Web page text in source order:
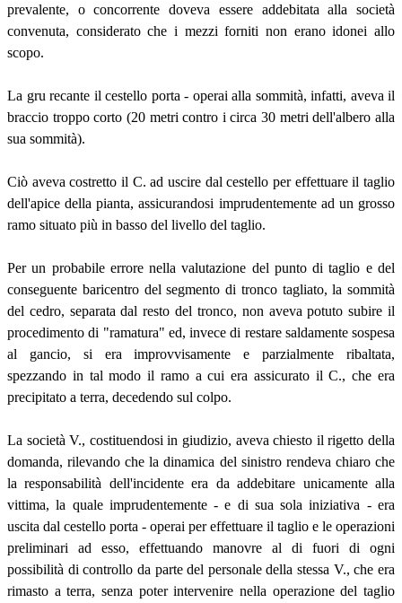
prevalente, o concorrente doveva essere addebitata alla società
convenuta, considerato che i mezzi forniti non erano idonei allo
scopo.
La gru recante il cestello porta - operai alla sommità, infatti, aveva il
braccio troppo corto (20 metri contro i circa 30 metri dell'albero alla
sua sommità).
Ciò aveva costretto il C. ad uscire dal cestello per effettuare il taglio
dell'apice della pianta, assicurandosi imprudentemente ad un grosso
ramo situato più in basso del livello del taglio.
Per un probabile errore nella valutazione del punto di taglio e del
conseguente baricentro del segmento di tronco tagliato, la sommità
del cedro, separata dal resto del tronco, non aveva potuto subire il
procedimento di "ramatura" ed, invece di restare saldamente sospesa
al gancio, si era improvvisamente e parzialmente ribaltata,
spezzando in tal modo il ramo a cui era assicurato il C., che era
precipitato a terra, decedendo sul colpo.
La società V., costituendosi in giudizio, aveva chiesto il rigetto della
domanda, rilevando che la dinamica del sinistro rendeva chiaro che
la responsabilità dell'incidente era da addebitare unicamente alla
vittima, la quale imprudentemente - e di sua sola iniziativa - era
uscita dal cestello porta - operai per effettuare il taglio e le operazioni
preliminari ad esso, effettuando manovre al di fuori di ogni
possibilità di controllo da parte del personale della stessa V., che era
rimasto a terra, senza poter intervenire nella operazione del taglio